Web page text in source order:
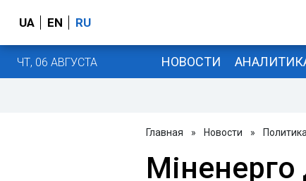
UA EN RU
ЧТ, 06 АВГУСТА НОВОСТИ
Главная » Новости » Политика
Міненерго